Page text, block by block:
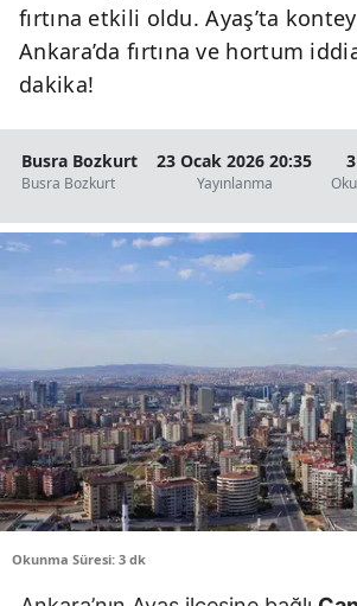
fırtına etkili oldu. Ayaş’ta
Ankara’da fırtına ve hortum
dakika!
Busra Bozkurt
Busra Bozkurt
23 Ocak 2026 20:35
Yayınlanma
Okunma Süresi: 3 dk